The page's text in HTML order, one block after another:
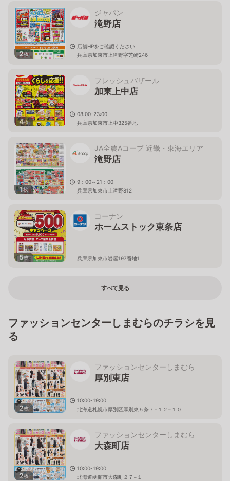
2枚
ジャパン
滝野店
店舗HPをご確認ください
兵庫県加東市上滝野字芝崎246
4枚
フレッシュバザール
加東上中店
08:00-23:00
兵庫県加東市上中325番地
1枚
JA全農Aコープ 近畿・東海エリア
滝野店
9：00～21：00
兵庫県加東市上滝野812
5枚
コーナン
ホームストック東条店
兵庫県加東市岩屋197番地1
すべて見る
ファッションセンターしまむらのチラシを見
る
2枚
ファッションセンターしまむら
厚別東店
10:00-19:00
北海道札幌市厚別区厚別東５条７−１２−１０
2枚
ファッションセンターしまむら
大森町店
10:00-19:00
北海道函館市大森町２７−１